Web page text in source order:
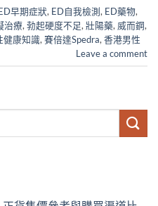
早期症狀, ED自我檢測, ED藥物,
治療, 勃起硬度不足, 壯陽藥, 威而鋼,
健康知識, 賽倍達Spedra, 香港男性
Leave a comment